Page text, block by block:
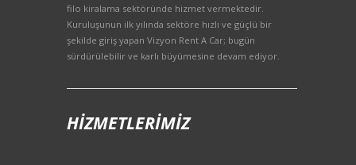
filo kiralama sektöründe hizmet vermektedir.
Kuruluşunun ilk yılında sektöre hızlı ve güçlü bir
şekilde giriş yapan Vizyon Rent A Car; bugün
sürdürülebilir ve karlı büyümesine devam ediyor.
HIZMETLERIMIZ